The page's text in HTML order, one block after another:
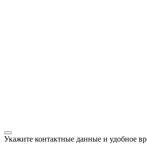
Укажите контактные данные и удобное